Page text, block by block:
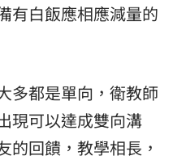
有白飯應相應減量的
多都是單向，衛教師
現可以達成雙向溝
的回饋，教學相長，